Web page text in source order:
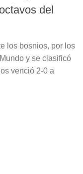
del
los bosnios, por los
y se clasificó
venció 2-0 a